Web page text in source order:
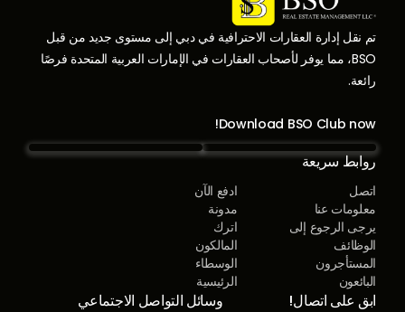
تم نقل إدارة العقارات الاحترافية في دبي إلى مستوى جديد من قبل
BSO، مما يوفر لأصحاب العقارات في الإمارات العربية المتحدة فرصًا
رائعة.
Download BSO Club now!
روابط سريعة
اتصل
ادفع الآن
معلومات عنا
مدونة
يرجى الرجوع إلى
اترك
الوظائف
المالكون
المستأجرون
الوسطاء
البائعون
الرئيسية
ابق على اتصال! وسائل التواصل الاجتماعي